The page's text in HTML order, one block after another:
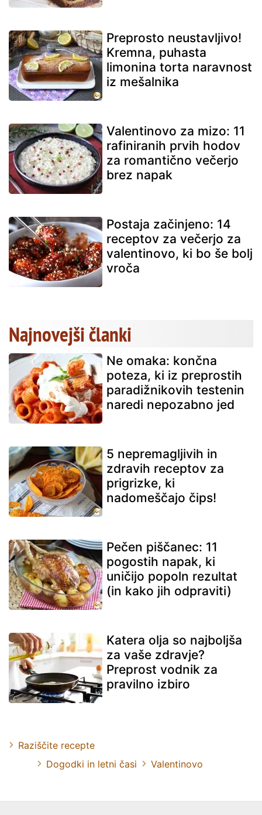
Preprosto neustavljivo!
Kremna, puhasta
limonina torta naravnost
iz mešalnika
Valentinovo za mizo: 11
rafiniranih prvih hodov
za romantično večerjo
brez napak
Postaja začinjeno: 14
receptov za večerjo za
valentinovo, ki bo še bolj
vroča
Najnovejši članki
Ne omaka: končna
poteza, ki iz preprostih
paradižnikovih testenin
naredi nepozabno jed
5 nepremagljivih in
zdravih receptov za
prigrizke, ki
nadomeščajo čips!
Pečen piščanec: 11
pogostih napak, ki
uničijo popoln rezultat
(in kako jih odpraviti)
Katera olja so najboljša
za vaše zdravje?
Preprost vodnik za
pravilno izbiro
Raziščite recepte
Dogodki in letni časi
Valentinovo